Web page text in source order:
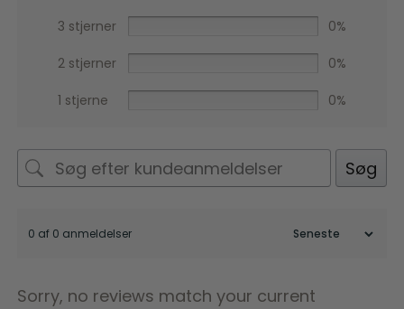
3 stjerner 0%
2 stjerner 0%
1 stjerne 0%
Søg
0 af 0 anmeldelser
Sorry, no reviews match your current